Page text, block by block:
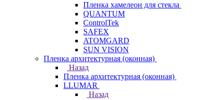
Пленка хамелеон для стекла
QUANTUM
ControlTek
SAFEX
ATOMGARD
SUN VISION
Пленка архитектурная (оконная)
Назад
Пленка архитектурная (оконная)
LLUMAR
Назад